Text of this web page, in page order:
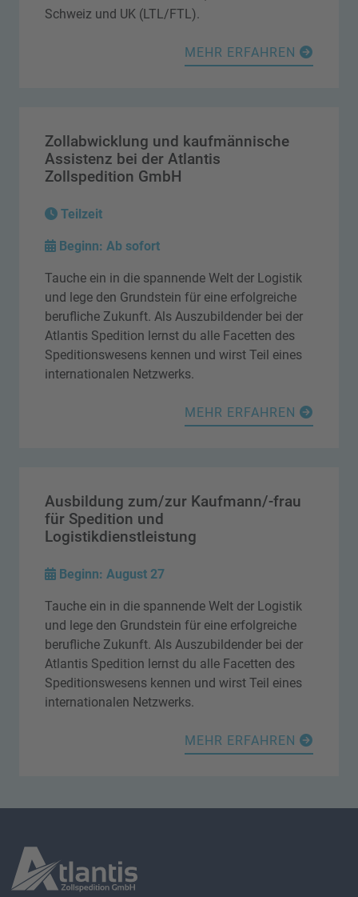
Schweiz und UK (LTL/FTL).
MEHR ERFAHREN
Zollabwicklung und kaufmännische
Assistenz bei der Atlantis
Zollspedition GmbH
Teilzeit
Beginn: Ab sofort
Tauche ein in die spannende Welt der Logistik
und lege den Grundstein für eine erfolgreiche
berufliche Zukunft. Als Auszubildender bei der
Atlantis Spedition lernst du alle Facetten des
Speditionswesens kennen und wirst Teil eines
internationalen Netzwerks.
MEHR ERFAHREN
Ausbildung zum/zur Kaufmann/-frau
für Spedition und
Logistikdienstleistung
Beginn: August 27
Tauche ein in die spannende Welt der Logistik
und lege den Grundstein für eine erfolgreiche
berufliche Zukunft. Als Auszubildender bei der
Atlantis Spedition lernst du alle Facetten des
Speditionswesens kennen und wirst Teil eines
internationalen Netzwerks.
MEHR ERFAHREN